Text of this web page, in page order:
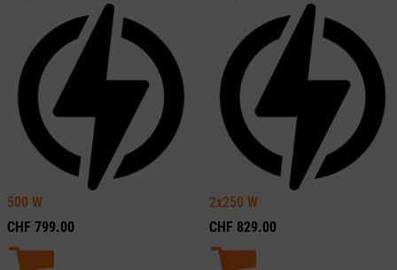
500 W
CHF 799.00
2x250 W
CHF 829.00